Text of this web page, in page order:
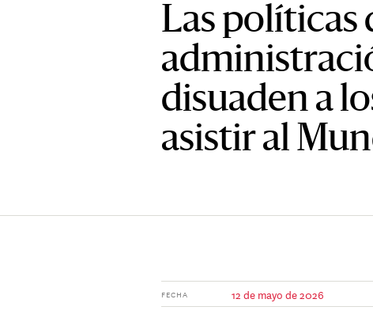
Las políticas
disuaden a
asistir al
FECHA 12 de mayo de 2026